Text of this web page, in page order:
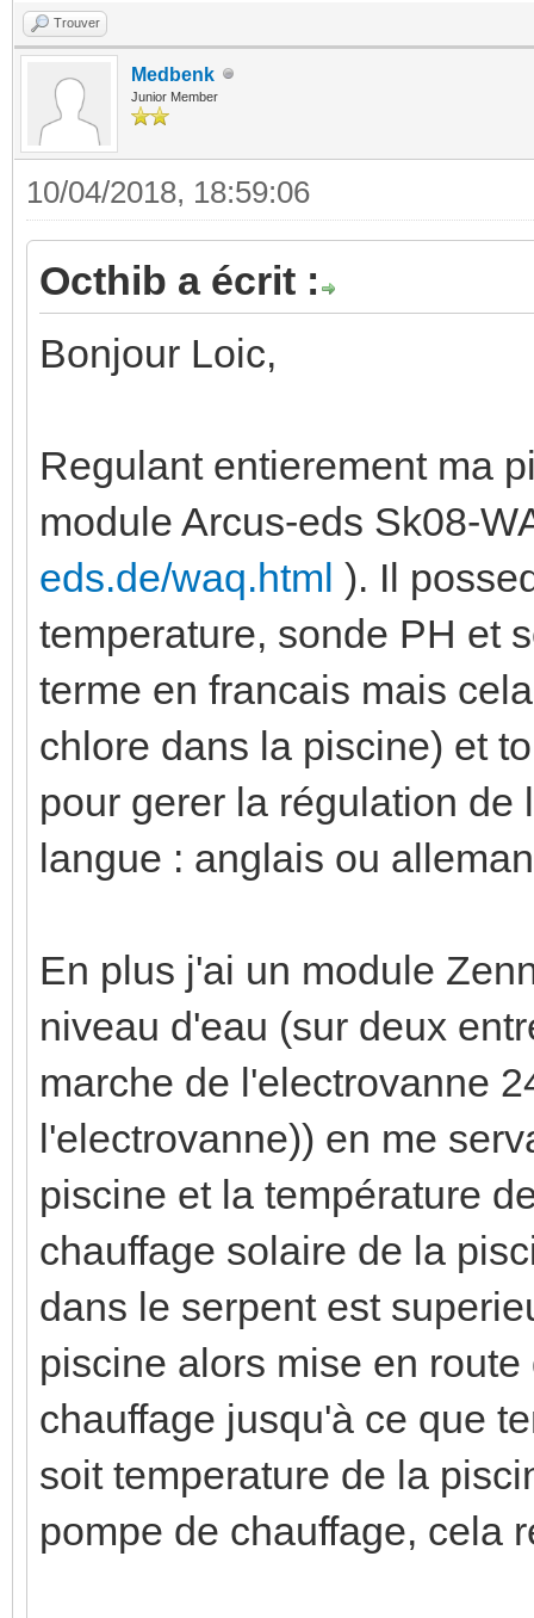
Trouver
Medbenk
Junior Member
10/04/2018, 18:59:06
Octhib a écrit :
Bonjour Loic,
Regulant entierement ma
module Arcus-eds Sk08-
eds.de/waq.html ). Il
temperature, sonde PH et
terme en francais mais
chlore dans la piscine) et
pour gerer la régulation
langue : anglais ou
En plus j'ai un module
niveau d'eau (sur deux
marche de l'electrovanne
l'electrovanne)) en me
piscine et la température
chauffage solaire de la
dans le serpent est
piscine alors mise en
chauffage jusqu'à ce que
soit temperature de la
pompe de chauffage, cela